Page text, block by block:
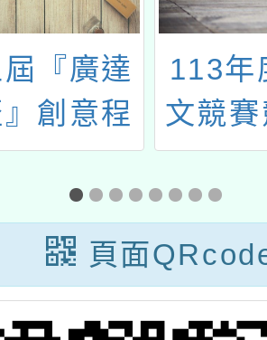
屆『廣達
創意程
賽」
113年
文競
頁面